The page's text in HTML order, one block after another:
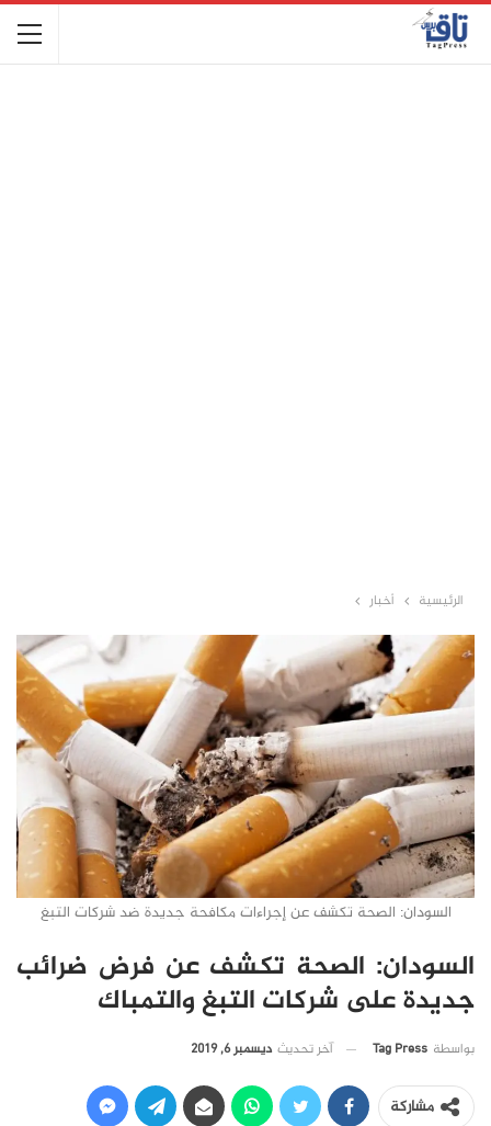
الرئيسية أخبار
السودان: الصحة تكشف عن إجراءات مكافحة جديدة ضد شركات التبغ
السودان: الصحة تكشف عن فرض ضرائب
جديدة على شركات التبغ والتمباك
بواسطة Tag Press آخر تحديث ديسمبر 6, 2019
مشاركة